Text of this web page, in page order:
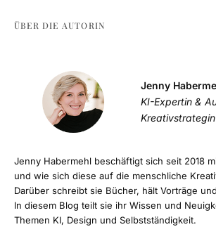
ÜBER DIE AUTORIN
Jenny
KI-Expertin &
Kreativstrategin
Jenny Habermehl beschäftigt sich seit 2018
und wie sich diese auf die menschliche
Darüber schreibt sie Bücher, hält Vorträge
In diesem Blog teilt sie ihr Wissen und
Themen KI, Design und Selbstständigkeit.